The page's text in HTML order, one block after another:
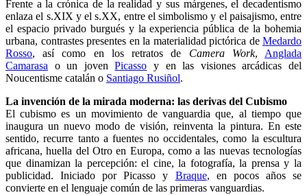
Frente a la crónica de la realidad y sus márgenes, el decadentismo
enlaza el s.XIX y el s.XX, entre el simbolismo y el paisajismo, entre
el espacio privado burgués y la experiencia pública de la bohemia
urbana, contrastes presentes en la materialidad pictórica de Medardo
Rosso, así como en los retratos de Camera Work,Anglada
Camarasa o un jovenPicasso y en las visiones arcádicas del
Noucentisme catalán o Santiago Rusiñol.
La invención de la mirada moderna: las derivas del Cubismo
Elcubismo es un movimiento de vanguardia que, al tiempo que
inaugura un nuevo modo de visión, reinventa la pintura. En este
sentido, recurre tanto a fuentes no occidentales, como la escultura
africana, huella del Otro en Europa, como a las nuevas tecnologías
que dinamizan la percepción: el cine, la fotografía, la prensa y la
publicidad. Iniciado por Picasso y Braque, en pocos años se
convierte en el lenguaje común de las primeras vanguardias.